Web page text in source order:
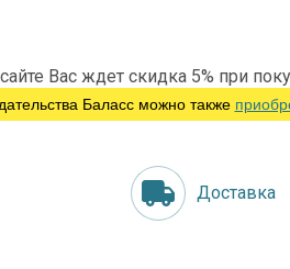
Вас ждет скидка 5% при
Баласс можно также
Доставка